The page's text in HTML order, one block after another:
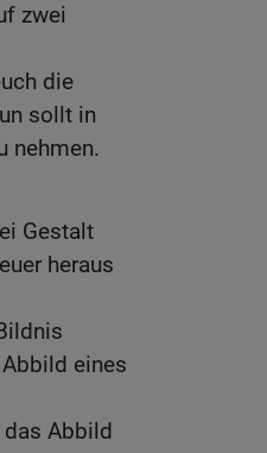
zwei
die
sollt in
nehmen.
Gestalt
heraus
eines
das Abbild